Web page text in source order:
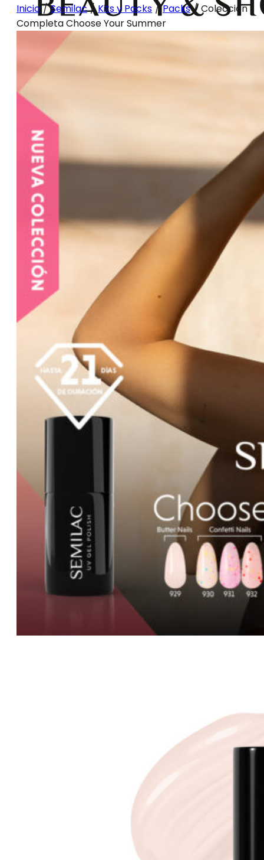
Inicio / Semilac / Kits y Packs / Packs / Colección
Completa Choose Your Summer